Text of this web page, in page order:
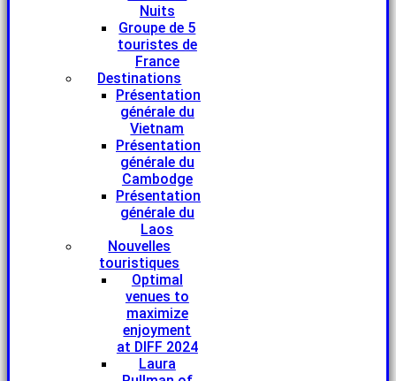
Nuits
Groupe de 5
touristes de
France
Destinations
Présentation
générale du
Vietnam
Présentation
générale du
Cambodge
Présentation
générale du
Laos
Nouvelles
touristiques
Optimal
venues to
maximize
enjoyment
at DIFF 2024
Laura